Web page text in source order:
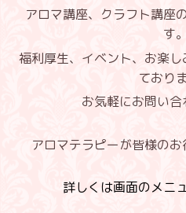
アロマ講座、クラフト講座
す。
福利厚生、イベント、お楽
ており
お気軽にお問い合
アロマテラピーが皆様のお
詳しくは画面のメニ